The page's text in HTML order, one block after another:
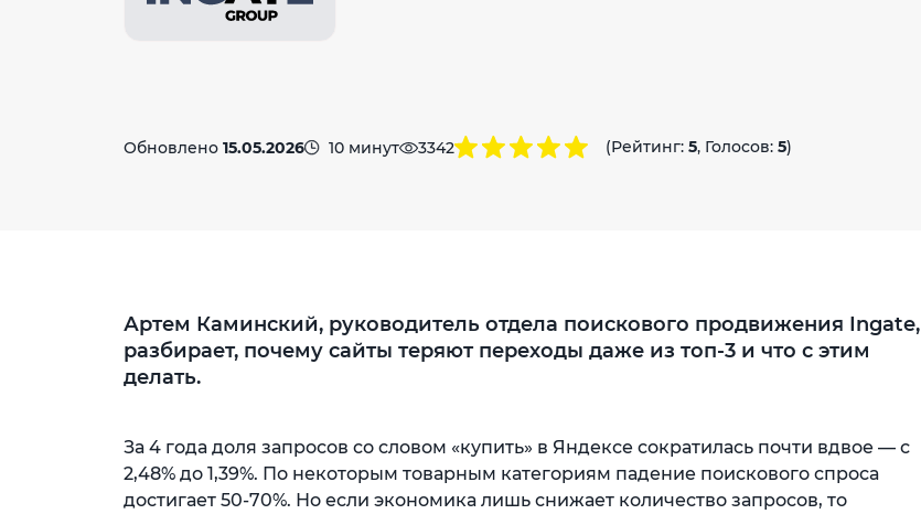
Обновлено 15.05.2026 10 минут 3342 (Рейтинг: 5, Голосов: 5)
Артем Каминский, руководитель отдела поискового продвижения Ingate,
разбирает, почему сайты теряют переходы даже из топ-3 и что с этим
делать.
За 4 года доля запросов со словом «купить» в Яндексе сократилась почти вдвое — с
2,48% до 1,39%. По некоторым товарным категориям падение поискового спроса
достигает 50-70%. Но если экономика лишь снижает количество запросов, то